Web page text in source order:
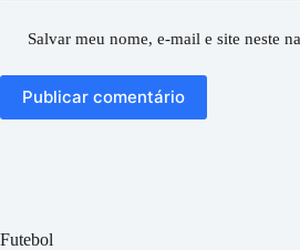
Salvar meu nome, e-mail e site neste
Publicar comentário
Futebol